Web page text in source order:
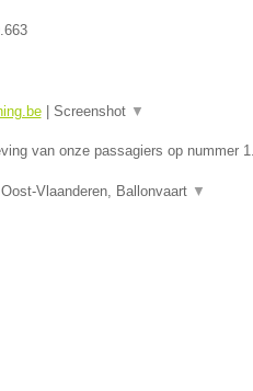
| Screenshot ▼
van onze passagiers op nummer 1.
Vlaanderen, Ballonvaart ▼